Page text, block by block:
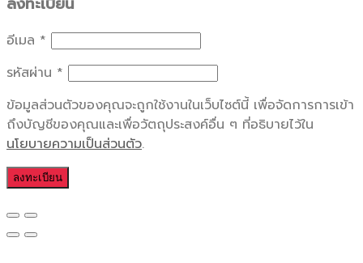
อีเมล *
รหัสผ่าน *
ข้อมูลส่วนตัวของคุณจะถูกใช้งานในเว็บไซต์นี้ เพื่อจัดการการเข้า
ถึงบัญชีของคุณและเพื่อวัตถุประสงค์อื่น ๆ ที่อธิบายไว้ใน
นโยบายความเป็นส่วนตัว.
ลงทะเบียน